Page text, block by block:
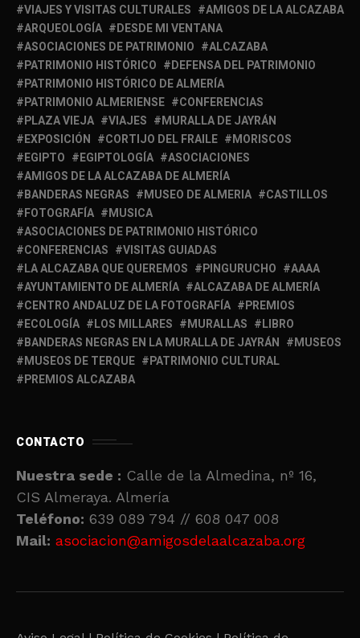
VIAJES Y VISITAS CULTURALES
AMIGOS DE LA ALCAZABA
ARQUEOLOGÍA
DESDE MI VENTANA
ASOCIACIONES DE PATRIMONIO
ALCAZABA
PATRIMONIO HISTÓRICO
DEFENSA DEL PATRIMONIO
PATRIMONIO HISTÓRICO DE ALMERÍA
PATRIMONIO ALMERIENSE
CONFERENCIAS
PLAZA VIEJA
VIAJES
MURALLA DE JAYRÁN
EXPOSICIÓN
CORTIJO DEL FRAILE
MORISCOS
EGIPTO
EGIPTOLOGÍA
ASOCIACIONES
AMIGOS DE LA ALCAZABA DE ALMERÍA
BANDERAS NEGRAS
MUSEO DE ALMERIA
CASTILLOS
FOTOGRAFÍA
MUSICA
ASOCIACIONES DE PATRIMONIO HISTÓRICO
CONFERENCIAS
VISITAS GUIADAS
LA ALCAZABA QUE QUEREMOS
PINGURUCHO
AAAA
AYUNTAMIENTO DE ALMERÍA
ALCAZABA DE ALMERÍA
CENTRO ANDALUZ DE LA FOTOGRAFÍA
PREMIOS
ECOLOGÍA
LOS MILLARES MURALLAS
LIBRO
BANDERAS NEGRAS EN LA MURALLA DE JAYRÁN
MUSEOS
MUSEOS DE TERQUE
PATRIMONIO CULTURAL
PREMIOS ALCAZABA
CONTACTO
Nuestra sede : Calle de la Almedina, nº 16,
CIS Almeraya. Almería
Teléfono: 639 089 794 // 608 047 008
Mail: asociacion@amigosdelaalcazaba.org